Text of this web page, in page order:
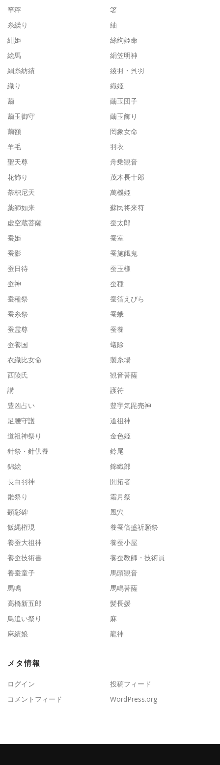
竿秤
箸
糸繰り
紬
紺姫
絲絇姫命
絵馬
絹笠明神
絹糸紡績
綾羽・呉羽
織り
織姫
繭
繭玉団子
繭玉御守
繭玉飾り
繭額
罔象女命
羊毛
羽衣
聖天尊
舟乗観音
花飾り
茂木長十郎
荼枳尼天
萬機姫
薬師如来
蘇民将来符
虚空蔵菩薩
蚕太郎
蚕姫
蚕室
蚕影
蚕施餓鬼
蚕日待
蚕玉様
蚕神
蚕種
蚕種祭
蚕箔えびら
蚕糸祭
蚕蛾
蚕霊尊
蚕養
蚕養国
蟻除
衣織比女命
製糸場
西陵氏
観音菩薩
講
護符
豊凶占い
豊宇気毘売神
足腰守護
道祖神
道祖神祭り
金色姫
針祭・針供養
鈴尾
錦絵
錦織部
長白羽神
開拓者
雛祭り
霜月祭
顕彰碑
風穴
飯縄権現
養蚕倍盛祈願祭
養蚕大祖神
養蚕小屋
養蚕技術書
養蚕教師・技術員
養蚕童子
馬頭観音
馬鳴
馬鳴菩薩
高橋新五郎
髪長媛
鳥追い祭り
麻
麻績娘
龍神
メタ情報
ログイン
投稿フィード
コメントフィード
WordPress.org